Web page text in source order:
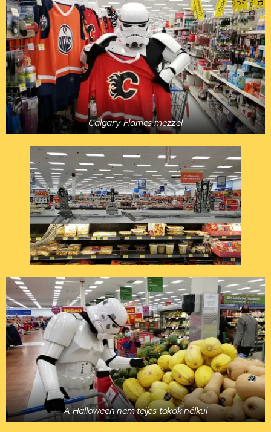
Calgary Flames mezzel
A Halloween nem teljes tökök nélkül